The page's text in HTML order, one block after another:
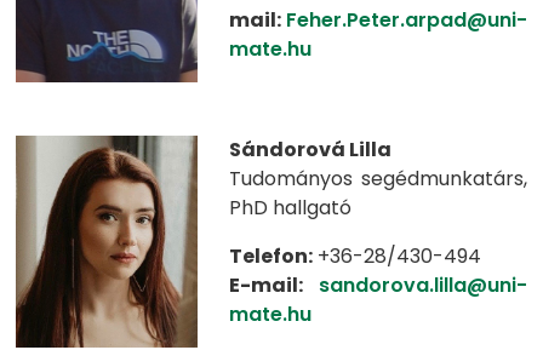
mail: Feher.Peter.arpad@uni-
mate.hu
Sándorová Lilla
Tudományos segédmunkatárs,
PhD hallgató
Telefon: +36-28/430-494
E-mail:
sandorova.lilla@uni-
mate.hu